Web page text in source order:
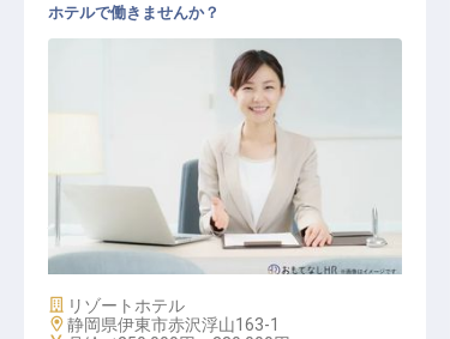
ホテルで働きませんか？
施設業態
リゾートホテル
勤務地
静岡県伊東市赤沢浮山163-1